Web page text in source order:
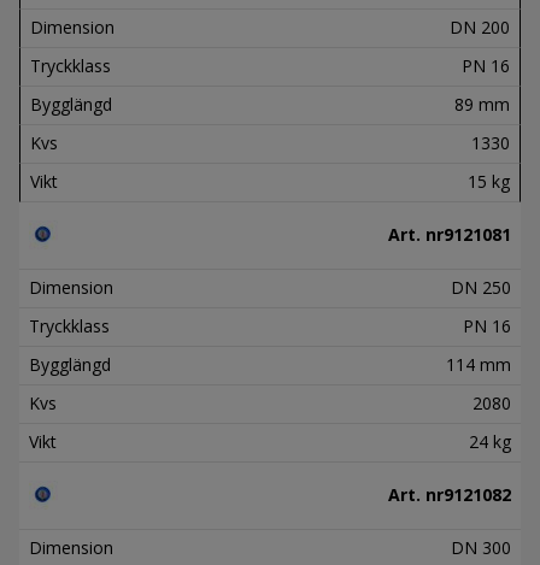
Dimension
DN 200
Tryckklass
PN 16
Bygglängd
89 mm
Kvs
1330
Vikt
15 kg
Art. nr9121081
Dimension
DN 250
Tryckklass
PN 16
Bygglängd
114 mm
Kvs
2080
Vikt
24 kg
Art. nr9121082
Dimension
DN 300